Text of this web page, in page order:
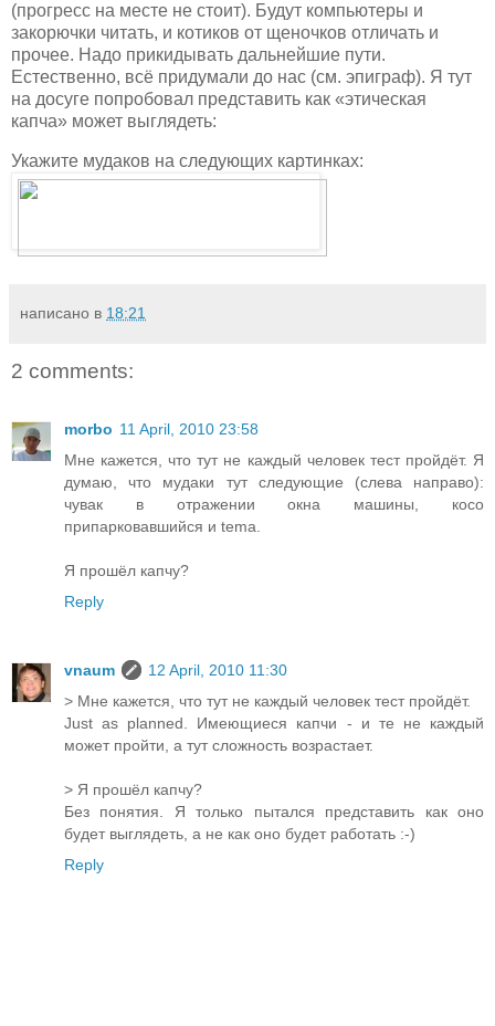
(прогресс на месте не стоит). Будут компьютеры и
закорючки читать, и котиков от щеночков отличать и
прочее. Надо прикидывать дальнейшие пути.
Естественно, всё придумали до нас (см. эпиграф). Я тут
на досуге попробовал представить как «этическая
капча» может выглядеть:
Укажите мудаков на следующих картинках:
написано в 18:21
2 comments:
morbo 11 April, 2010 23:58
Мне кажется, что тут не каждый человек тест пройдёт. Я
думаю, что мудаки тут следующие (слева направо):
чувак в отражении окна машины, косо
припарковавшийся и tema.
Я прошёл капчу?
Reply
vnaum
12 April, 2010 11:30
> Мне кажется, что тут не каждый человек тест пройдёт.
Just as planned. Имеющиеся капчи - и те не каждый
может пройти, а тут сложность возрастает.
> Я прошёл капчу?
Без понятия. Я только пытался представить как оно
будет выглядеть, а не как оно будет работать :-)
Reply